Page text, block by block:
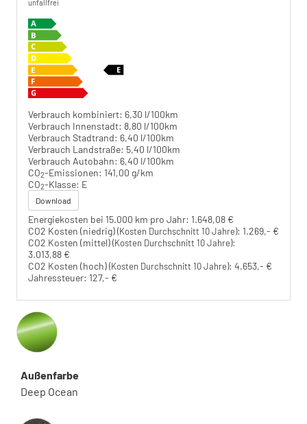
unfallfrei
Verbrauch kombiniert: 6,30 l/100km
Verbrauch Innenstadt: 8,80 l/100km
Verbrauch Stadtrand: 6,40 l/100km
Verbrauch Landstraße: 5,40 l/100km
Verbrauch Autobahn: 6,40 l/100km
CO2-Emissionen: 141,00 g/km
CO2-Klasse: E
Download
Energiekosten bei 15.000 km pro Jahr: 1.648,08 €
CO2 Kosten (niedrig)(Kosten Durchschnitt 10 Jahre): 1.269,- €
CO2 Kosten (mittel)(Kosten Durchschnitt 10 Jahre):
3.013,88 €
CO2 Kosten (hoch)(Kosten Durchschnitt 10 Jahre): 4.653,- €
Jahressteuer: 127,- €
Außenfarbe
Deep Ocean